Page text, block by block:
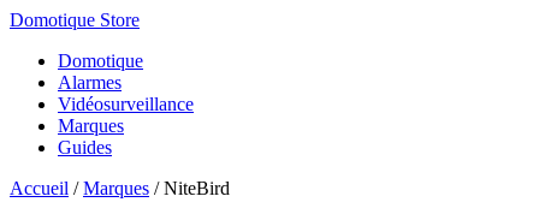
Domotique Store
Domotique
Alarmes
Vidéosurveillance
Marques
Guides
Accueil /Marques /NiteBird